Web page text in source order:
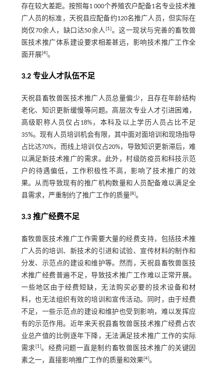
存在较大差距。按照每1 000个养殖农户配备1名专业技术推
广人员的标准，天祝县应配备约120名推广人员，但实际在
岗仅70余人，缺口达50余人[1]。这一现状与完善的畜牧兽
医技术推广体系建设要求相差甚远，影响技术推广工作全
面开展[4]。
3.2 专业人才队伍不足
天祝县畜牧兽医技术推广人员总量偏少，且存在年龄结构
老化、知识更新缓慢等问题。高层次专业人才引进困难，
高级职称人员仅占18%，本科及以上学历人员占比不足
35%。现有人员培训机会有限，其中面对面培训和现场指导
占比达70%，而线上培训仅占20%，导致知识更新滞后，难
以满足新技术推广的需求。此外，村级防疫员和科技示范
户的待遇偏低，工作积极性不高，影响了技术推广的效
果。从而导致现有的推广机构数量和人员配备难以满足全
县需求，严重制约了推广工作的质量[8]。
3.3 推广经费不足
畜牧兽医技术推广工作需要大量的经费支持，包括技术推
广人员的培训、新技术的引进和试验、宣传材料的制作和
分发、示范点的建设和维护等。然而，天祝县畜牧兽医技
术推广经费普遍不足，导致技术推广工作难以正常开展。
一些地区由于经费短缺，无法购买必要的技术设备和材
料，也无法组织有效的培训和宣传活动。同时，由于经费
不足，一些示范点的建设和维护也受到影响，难以发挥应
有的示范作用。近年来天祝县畜牧兽医技术推广经费占农
业总产值的比例逐年下降，无法满足技术推广工作的实际
需求[1]。经费问题一直是制约畜牧兽医技术推广的关键因
素之一，直接影响推广工作的质量和效果[4]。